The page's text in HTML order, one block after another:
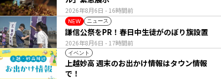
2026年8月6日 - 16時間前
NEW ニュース
2026年8月6日 - 17時間前
謙信公祭をPR！春日中生徒がのぼり旗設置
イベント
上越妙高 週末のお出かけ情報はタウン情報
で！